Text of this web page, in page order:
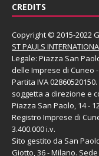
CREDITS
Copyright © 2015-2022
ST PAULS
Legale: Piazza San
delle Imprese di Cuneo
Partita IVA
soggetta a direzione e
Piazza San Paolo, 14 -
Registro Imprese di
3.400.000 i.v.
Sito gestito da San
Giotto, 36 - Milano.